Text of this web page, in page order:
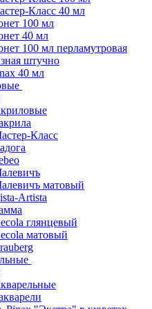
Класс 40 мл
100 мл
40 мл
100 мл перламутровая
штучно
40 мл
Класс
матовый
Artista
глянцевый
матовый